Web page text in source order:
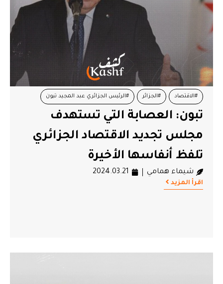
#الاقتصاد #الجزائر #الرئيس الجزائري عبد المجيد تبون
تبون: العصابة التي تستهدف
مجلس تجديد الاقتصاد الجزائري
تلفظ أنفاسها الأخيرة
شيماء همامي 2024.03.21
اقرأ المزيد